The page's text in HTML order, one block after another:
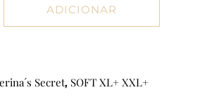
ADICIONAR
Secret, SOFT XL+ XXL+